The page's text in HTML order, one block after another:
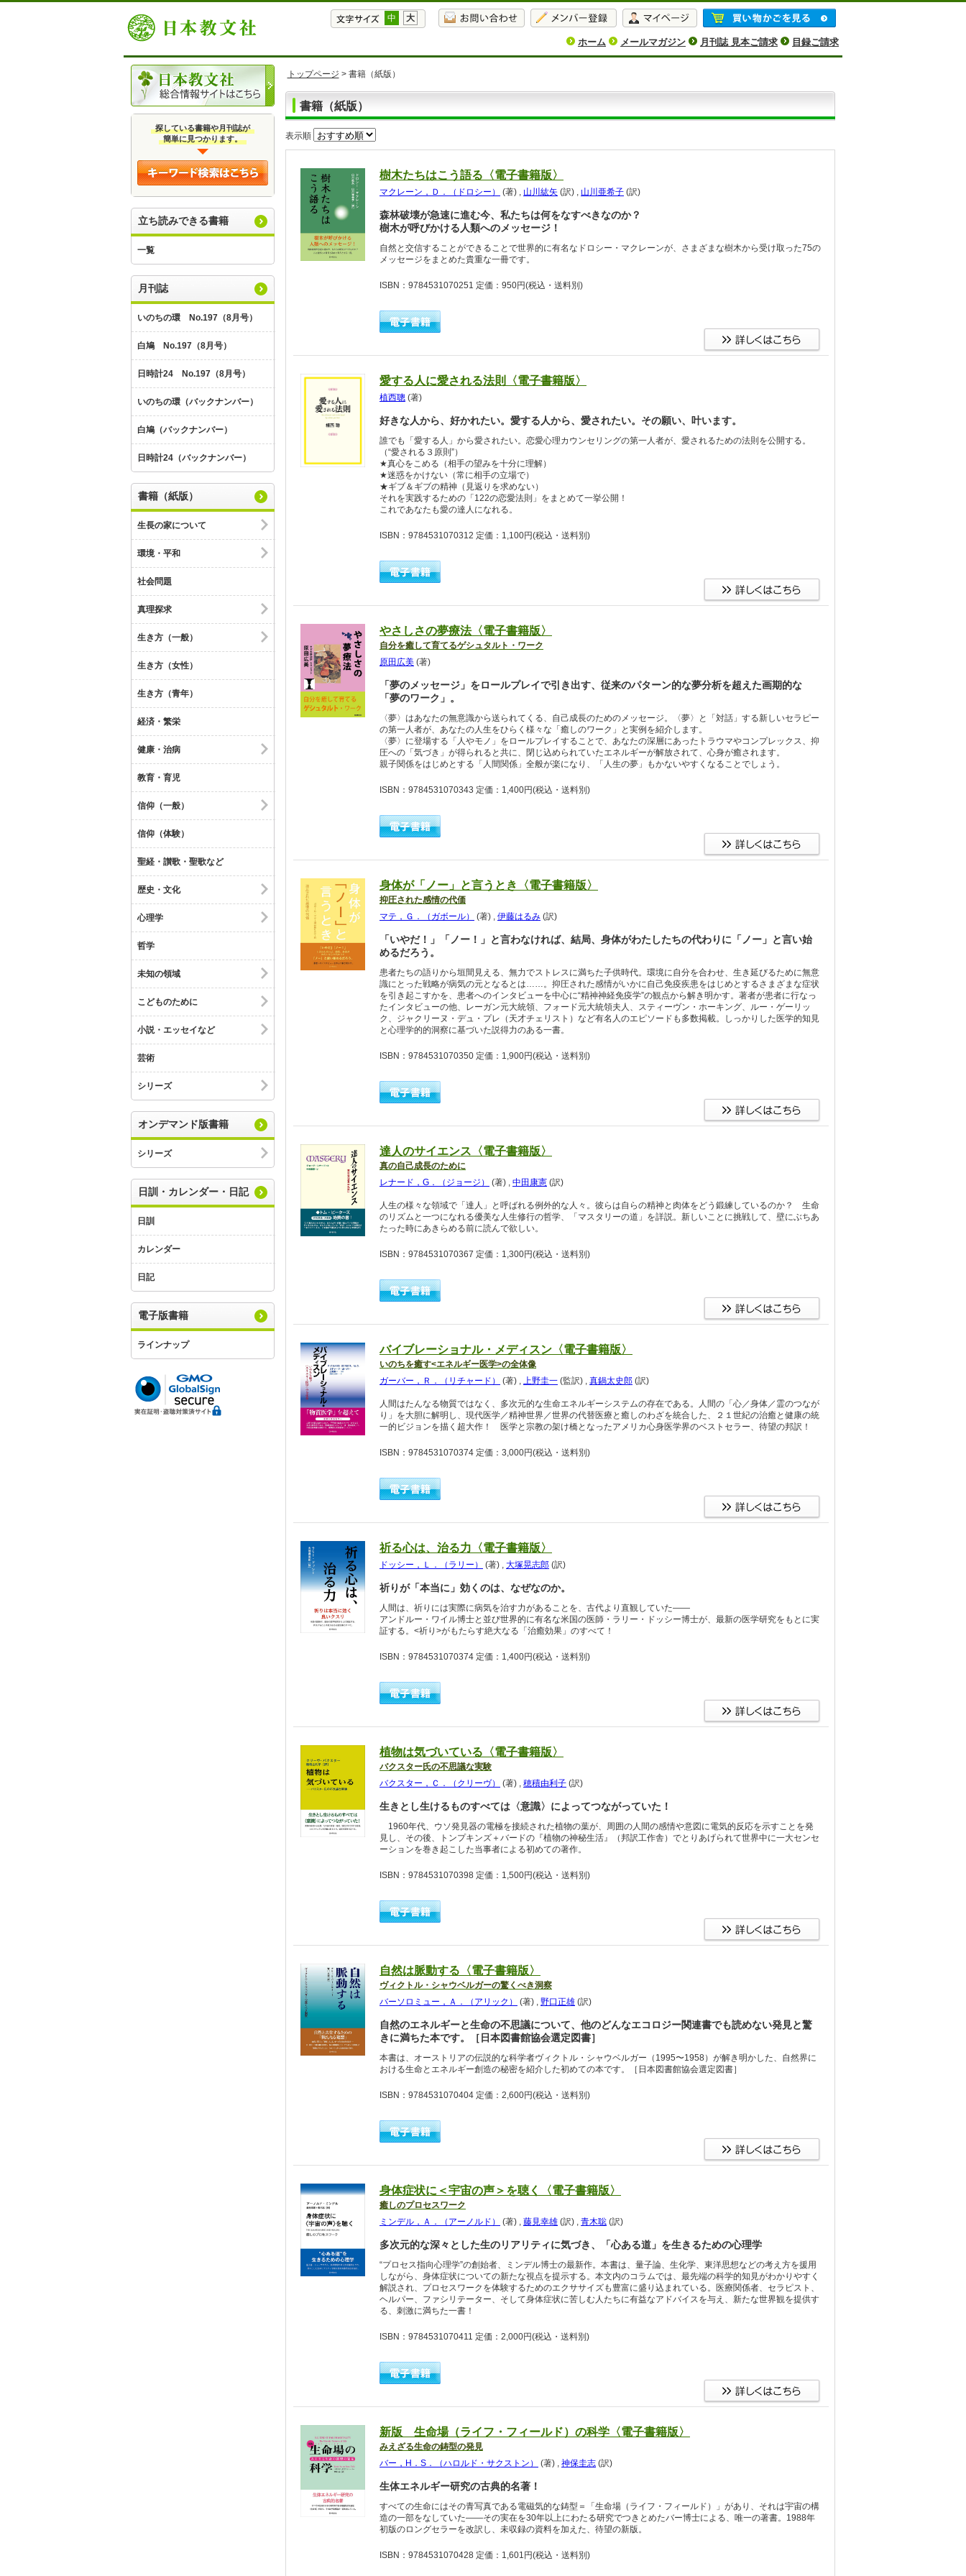
中 大
ホーム メールマガジン 月刊誌 見本ご請求 目録ご請求
探している書籍や月刊誌が
簡単に見つかります。
立ち読みできる書籍
一覧
月刊誌
いのちの環 No.197（8月号）
白鳩 No.197（8月号）
日時計24 No.197（8月号）
いのちの環（バックナンバー）
白鳩（バックナンバー）
日時計24（バックナンバー）
書籍（紙版）
生長の家について
環境・平和
社会問題
真理探求
生き方（一般）
生き方（女性）
生き方（青年）
経済・繁栄
健康・治病
教育・育児
信仰（一般）
信仰（体験）
聖経・讃歌・聖歌など
歴史・文化
心理学
哲学
未知の領域
こどものために
小説・エッセイなど
芸術
シリーズ
オンデマンド版書籍
シリーズ
日訓・カレンダー・日記
日訓
カレンダー
日記
電子版書籍
ラインナップ
トップページ > 書籍（紙版）
書籍（紙版）
表示順
樹木たちはこう語る〈電子書籍版〉
マクレーン，Ｄ．（ドロシー） (著) , 山川紘矢 (訳) , 山川亜希子 (訳)
森林破壊が急速に進む今、私たちは何をなすべきなのか？
樹木が呼びかける人類へのメッセージ！
自然と交信することができることで世界的に有名なドロシー・マクレーンが、さまざまな樹木から受け取った75の
メッセージをまとめた貴重な一冊です。
ISBN：9784531070251 定価：950円(税込・送料別)
愛する人に愛される法則〈電子書籍版〉
植西聰 (著)
好きな人から、好かれたい。愛する人から、愛されたい。その願い、叶います。
誰でも「愛する人」から愛されたい。恋愛心理カウンセリングの第一人者が、愛されるための法則を公開する。
（“愛される３原則”）
★真心をこめる（相手の望みを十分に理解）
★迷惑をかけない（常に相手の立場で）
★ギブ＆ギブの精神（見返りを求めない）
それを実践するための「122の恋愛法則」をまとめて一挙公開！
これであなたも愛の達人になれる。
ISBN：9784531070312 定価：1,100円(税込・送料別)
やさしさの夢療法〈電子書籍版〉
自分を癒して育てるゲシュタルト・ワーク
原田広美 (著)
「夢のメッセージ」をロールプレイで引き出す、従来のパターン的な夢分析を超えた画期的な
「夢のワーク」。
〈夢〉はあなたの無意識から送られてくる、自己成長のためのメッセージ。〈夢〉と「対話」する新しいセラピー
の第一人者が、あなたの人生をひらく様々な「癒しのワーク」と実例を紹介します。
〈夢〉に登場する「人やモノ」をロールプレイすることで、あなたの深層にあったトラウマやコンプレックス、抑
圧への「気づき」が得られると共に、閉じ込められていたエネルギーが解放されて、心身が癒されます。
親子関係をはじめとする「人間関係」全般が楽になり、「人生の夢」もかないやすくなることでしょう。
ISBN：9784531070343 定価：1,400円(税込・送料別)
身体が「ノー」と言うとき〈電子書籍版〉
抑圧された感情の代価
マテ，Ｇ．（ガボール）
(著) , 伊藤はるみ (訳)
「いやだ！」「ノー！」と言わなければ、結局、身体がわたしたちの代わりに「ノー」と言い始
めるだろう。
患者たちの語りから垣間見える、無力でストレスに満ちた子供時代。環境に自分を合わせ、生き延びるために無意
識にとった戦略が病気の元となるとは……。抑圧された感情がいかに自己免疫疾患をはじめとするさまざまな症状
を引き起こすかを、患者へのインタビューを中心に“精神神経免疫学”の観点から解き明かす。著者が患者に行なっ
たインタビューの他、レーガン元大統領、フォード元大統領夫人、スティーヴン・ホーキング、ルー・ゲーリッ
ク、ジャクリーヌ・デュ・プレ（天才チェリスト）など有名人のエピソードも多数掲載。しっかりした医学的知見
と心理学的的洞察に基づいた説得力のある一書。
ISBN：9784531070350 定価：1,900円(税込・送料別)
達人のサイエンス〈電子書籍版〉
真の自己成長のために
レナード，G．（ジョージ）
(著) , 中田康憲 (訳)
人生の様々な領域で「達人」と呼ばれる例外的な人々。彼らは自らの精神と肉体をどう鍛練しているのか？ 生命
のリズムと一つになれる優美な人生修行の哲学、「マスタリーの道」を詳説。新しいことに挑戦して、壁にぶちあ
たった時にあきらめる前に読んで欲しい。
ISBN：9784531070367 定価：1,300円(税込・送料別)
バイブレーショナル・メディスン〈電子書籍版〉
いのちを癒す<エネルギー医学>の全体像
ガーバー，Ｒ．（リチャード）
(著) , 上野圭一 (監訳) , 真鍋太史郎 (訳)
人間はたんなる物質ではなく、多次元的な生命エネルギーシステムの存在である。人間の「心／身体／霊のつなが
り」を大胆に解明し、現代医学／精神世界／世界の代替医療と癒しのわざを統合した、２１世紀の治癒と健康の統
一的ビジョンを描く超大作！ 医学と宗教の架け橋となったアメリカ心身医学界のベストセラー、待望の邦訳！
ISBN：9784531070374 定価：3,000円(税込・送料別)
祈る心は、治る力〈電子書籍版〉
ドッシー，Ｌ．（ラリー） (著) , 大塚晃志郎 (訳)
祈りが「本当に」効くのは、なぜなのか。
人間は、祈りには実際に病気を治す力があることを、古代より直観していた――
アンドルー・ワイル博士と並び世界的に有名な米国の医師・ラリー・ドッシー博士が、最新の医学研究をもとに実
証する。<祈り>がもたらす絶大なる「治癒効果」のすべて！
ISBN：9784531070374 定価：1,400円(税込・送料別)
植物は気づいている〈電子書籍版〉
バクスター氏の不思議な実験
バクスター，Ｃ．（クリーヴ）
(著) , 穂積由利子 (訳)
生きとし生けるものすべては〈意識〉によってつながっていた！
1960年代、ウソ発見器の電極を接続された植物の葉が、周囲の人間の感情や意図に電気的反応を示すことを発
見し、その後、トンプキンズ＋バードの『植物の神秘生活』（邦訳工作舎）でとりあげられて世界中に一大センセ
ーションを巻き起こした当事者による初めての著作。
ISBN：9784531070398 定価：1,500円(税込・送料別)
自然は脈動する〈電子書籍版〉
ヴィクトル・シャウベルガーの驚くべき洞察
バーソロミュー，Ａ．（アリック）
(著) , 野口正雄 (訳)
自然のエネルギーと生命の不思議について、他のどんなエコロジー関連書でも読めない発見と驚
きに満ちた本です。［日本図書館協会選定図書］
本書は、オーストリアの伝説的な科学者ヴィクトル・シャウベルガー（1995〜1958）が解き明かした、自然界に
おける生命とエネルギー創造の秘密を紹介した初めての本です。［日本図書館協会選定図書］
ISBN：9784531070404 定価：2,600円(税込・送料別)
身体症状に＜宇宙の声＞を聴く〈電子書籍版〉
癒しのプロセスワーク
ミンデル，Ａ．（アーノルド）
(著) , 藤見幸雄 (訳) , 青木聡 (訳)
多次元的な深々とした生のリアリティに気づき、「心ある道」を生きるための心理学
“プロセス指向心理学”の創始者、ミンデル博士の最新作。本書は、量子論、生化学、東洋思想などの考え方を援用
しながら、身体症状についての新たな視点を提示する。本文内のコラムでは、最先端の科学的知見がわかりやすく
解説され、プロセスワークを体験するためのエクササイズも豊富に盛り込まれている。医療関係者、セラピスト、
ヘルパー、ファシリテーター、そして身体症状に苦しむ人たちに有益なアドバイスを与え、新たな世界観を提供す
る、刺激に満ちた一書！
ISBN：9784531070411 定価：2,000円(税込・送料別)
新版 生命場（ライフ・フィールド）の科学〈電子書籍版〉
みえざる生命の鋳型の発見
バー，H．S．（ハロルド・サクストン）
(著) , 神保圭志 (訳)
生体エネルギー研究の古典的名著！
すべての生命にはその青写真である電磁気的な鋳型＝「生命場（ライフ・フィールド）」があり、それは宇宙の構
造の一部をなしていた――その実在を30年以上にわたる研究でつきとめたバー博士による、唯一の著書。1988年
初版のロングセラーを改訳し、未収録の資料を加えた、待望の新版。
ISBN：9784531070428 定価：1,601円(税込・送料別)